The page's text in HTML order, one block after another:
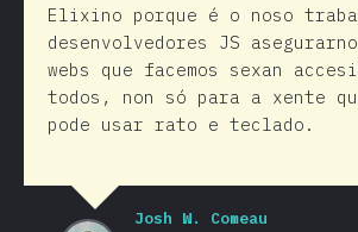
Elixino porque é o noso
desenvolvedores JS
webs que facemos sexan
todos, non só para a xente
pode usar rato e teclado.
Josh W. Comeau